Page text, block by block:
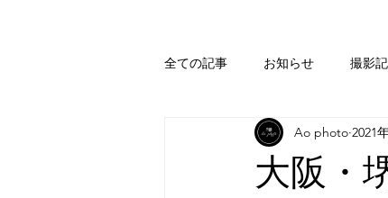
全ての記事 お知らせ 撮影
大阪・
Ao photo 2021